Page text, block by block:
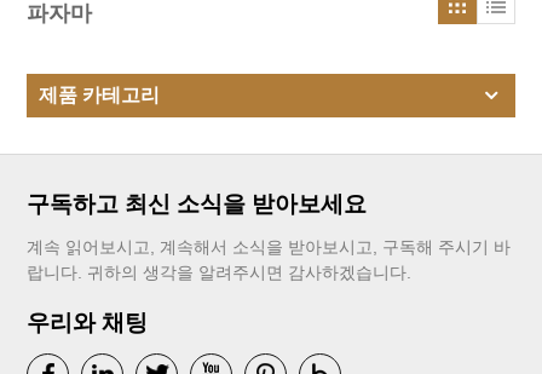
파자마
제품 카테고리
구독하고 최신 소식을 받아보세요
계속 읽어보시고, 계속해서 소식을 받아보시고, 구독해 주시기 바
랍니다. 귀하의 생각을 알려주시면 감사하겠습니다.
우리와 채팅